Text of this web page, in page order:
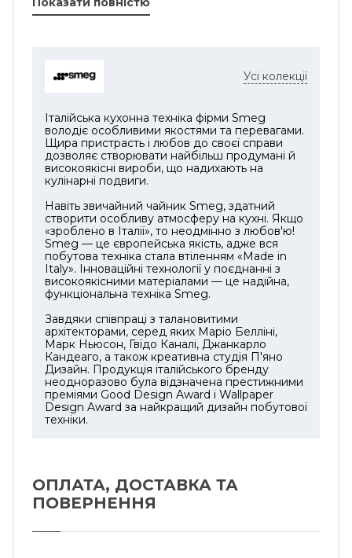
Сенсорний дисплей керування для
готування! Гаряча панель повідомить вам
часу.
Легко експериментуйте з різними
стравами, використовуючи програми
"Барбекю" для овочів, риби та м'яса та
"Смаження" для свіжих, заморожених та
солодких продуктів.
Функція підтримки тепла для збереження
теплих страв. Дев'ять рівнів потужностей.
Поставляється з термощупом у чохлі та
затискачем для кріплення до каструль та
сковорідок.
• Частота струму: 50/60 Гц
• Максимальна потужність: (Рівень 9) 1.45
кВт
зовнішнім датчиком)
• Функція BOOST: Так
Усі колекції
Італійська кухонна техніка фірми Smeg
володіє особливими якостями та перевагами.
Щира пристрасть і любов до своєї справи
дозволяє створювати найбільш продумані й
високоякісні вироби, що надихають на
кулінарні подвиги.
Навіть звичайний чайник Smeg, здатний
створити особливу атмосферу на кухні. Якщо
«зроблено в Італії», то неодмінно з любов'ю!
Smeg — це європейська якість, адже вся
побутова техніка стала втіленням «Made in
Italy». Інноваційні технології у поєднанні з
високоякісними матеріалами — це надійна,
функціональна техніка Smeg.
Завдяки співпраці з талановитими
архітекторами, серед яких Маріо Белліні,
Марк Ньюсон, Гвїдо Каналі, Джанкарло
Кандеаго, а також креативна студія П'яно
Дизайн. Продукція італійського бренду
неодноразово була відзначена престижними
преміями Good Design Award і Wallpaper
Design Award за найкращий дизайн побутової
техніки.
ОПЛАТА, ДОСТАВКА ТА
ПОВЕРНЕННЯ